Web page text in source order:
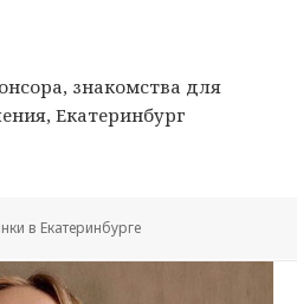
знакомства для
Екатеринбург
Влада
в Екатеринбурге